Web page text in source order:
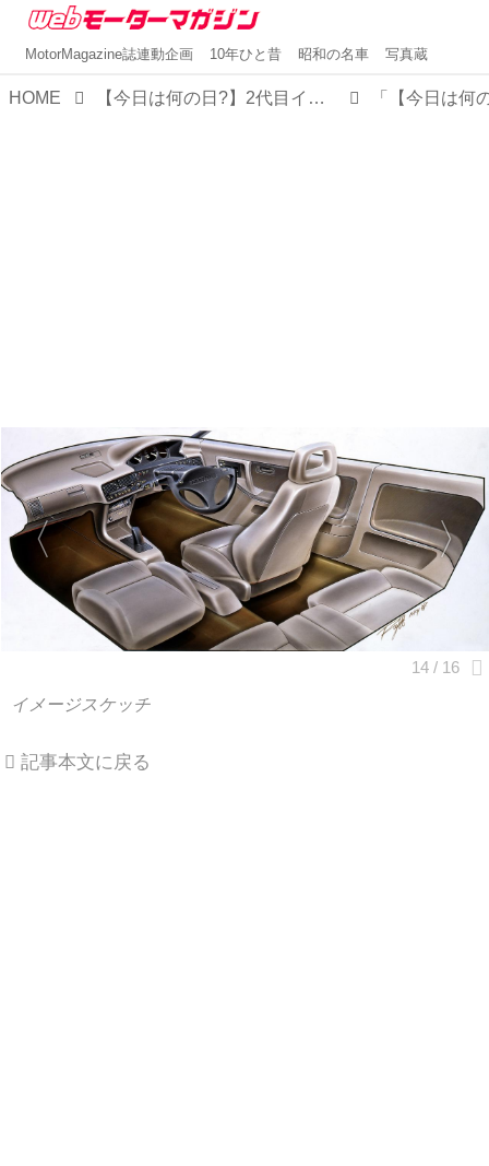
MotorMagazine誌連動企画 10年ひと昔 昭和の名車 写真蔵
HOME 【今日は何の日?】2代目インテグラ発表 「マイケルJフォックスのCMも話題となったカッコインテグラ」30年前 1989年4月19日
イメージスケッチ
記事本文に戻る